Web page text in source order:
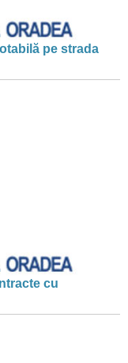
pe strada
cu